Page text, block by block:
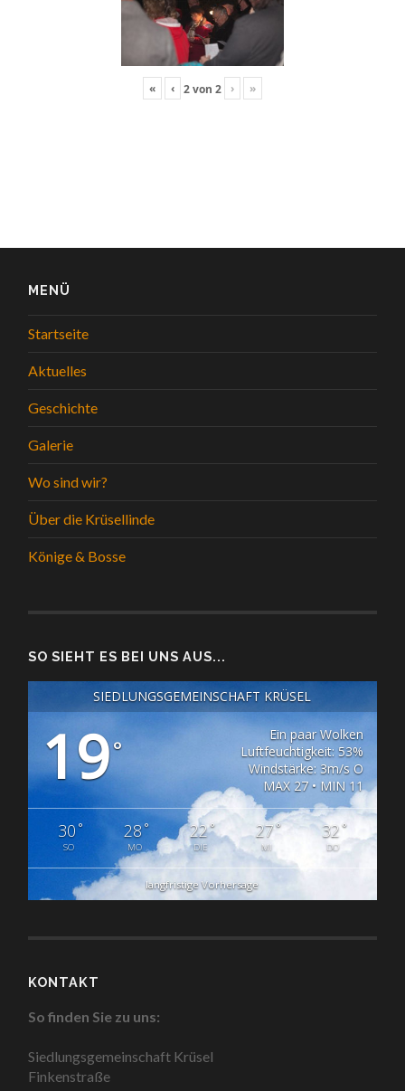
« ‹ 2von 2 › »
MENÜ
Startseite
Aktuelles
Geschichte
Galerie
Wo sind wir?
Über die Krüsellinde
Könige & Bosse
SO SIEHT ES BEI UNS AUS...
SIEDLUNGSGEMEINSCHAFT KRÜSEL
19°
Ein paar Wolken
Luftfeuchtigkeit: 53%
Windstärke: 3m/s O
MAX 27 • MIN 11
30°
SO
28°
MO
22°
DIE
27°
MI
32 °
DO
langfristige Vorhersage
KONTAKT
So finden Sie zu uns:
Siedlungsgemeinschaft Krüsel
Finkenstraße